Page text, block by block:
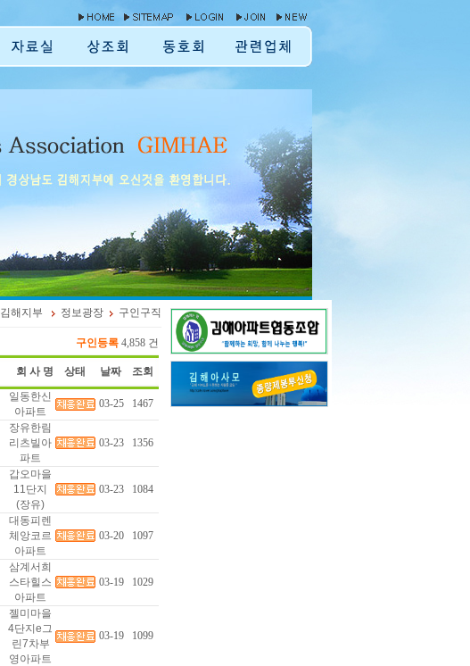
김해지부 정보광장 구인구직
구인등록4,858 건
회 사 명 상태 날짜 조회
일동한신
아파트
03-25 1467
장유한림
리츠빌아
파트
03-23 1356
갑오마을
11단지
(장유)
03-23 1084
대동피렌
체앙코르
아파트
03-20 1097
삼계서희
스타힐스
아파트
03-19 1029
젤미마을
4단지e그
린7차부
영아파트
03-19 1099